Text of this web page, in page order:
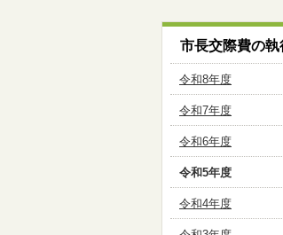
市長交際費の執
令和8年度
令和7年度
令和6年度
令和5年度
令和4年度